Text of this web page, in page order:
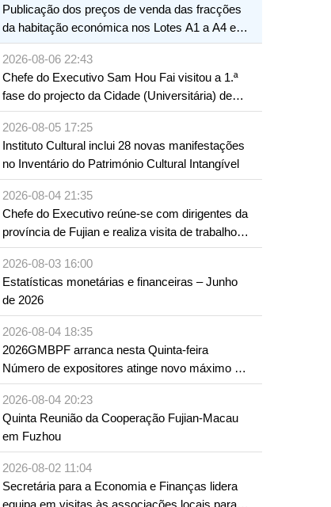
Publicação dos preços de venda das fracções
da habitação económica nos Lotes A1 a A4 e
A12 da Zona A dos Novos Aterros
2026-08-06 22:43
Chefe do Executivo Sam Hou Fai visitou a 1.ª
fase do projecto da Cidade (Universitária) de
Educação Internacional de Macau e Hengqin
2026-08-05 17:25
Instituto Cultural inclui 28 novas manifestações
no Inventário do Património Cultural Intangível
2026-08-04 21:35
Chefe do Executivo reúne-se com dirigentes da
província de Fujian e realiza visita de trabalho
em Fuzhou
2026-08-03 16:00
Estatísticas monetárias e financeiras – Junho
de 2026
2026-08-04 18:35
2026GMBPF arranca nesta Quinta-feira
Número de expositores atinge novo máximo em
18 anos
2026-08-04 20:23
Quinta Reunião da Cooperação Fujian-Macau
em Fuzhou
2026-08-02 11:04
Secretária para a Economia e Finanças lidera